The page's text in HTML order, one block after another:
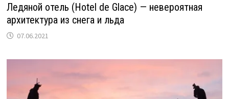
Ледяной отель (Hotel de Glace) — невероятная
архитектура из снега и льда
07.06.2021